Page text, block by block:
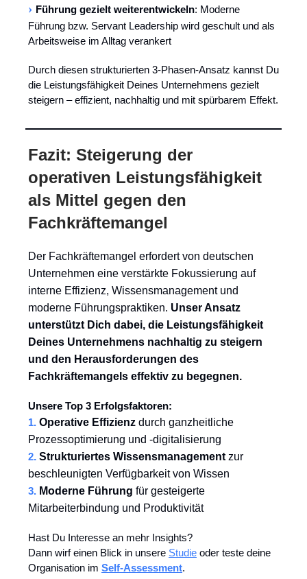
› Führung gezielt weiterentwickeln: Moderne
Führung bzw. Servant Leadership wird geschult und als
Arbeitsweise im Alltag verankert
Durch diesen strukturierten 3-Phasen-Ansatz kannst Du
die Leistungsfähigkeit Deines Unternehmens gezielt
steigern – effizient, nachhaltig und mit spürbarem Effekt.
Fazit: Steigerung der
operativen Leistungsfähigkeit
als Mittel gegen den
Fachkräftemangel
Der Fachkräftemangel erfordert von deutschen
Unternehmen eine verstärkte Fokussierung auf
interne Effizienz, Wissensmanagement und
moderne Führungspraktiken. Unser Ansatz
unterstützt Dich dabei, die Leistungsfähigkeit
Deines Unternehmens nachhaltig zu steigern
und den Herausforderungen des
Fachkräftemangels effektiv zu begegnen.
Unsere Top 3 Erfolgsfaktoren:
1. Operative Effizienz durch ganzheitliche
Prozessoptimierung und -digitalisierung
2. Strukturiertes Wissensmanagement zur
beschleunigten Verfügbarkeit von Wissen
3. Moderne Führung für gesteigerte
Mitarbeiterbindung und Produktivität
Hast Du Interesse an mehr Insights?
Dann wirf einen Blick in unsere Studie oder teste deine
Organisation im Self-Assessment.